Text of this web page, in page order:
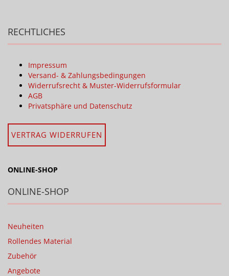
RECHTLICHES
Impressum
Versand- & Zahlungsbedingungen
Widerrufsrecht & Muster-Widerrufsformular
AGB
Privatsphäre und Datenschutz
VERTRAG WIDERRUFEN
ONLINE-SHOP
ONLINE-SHOP
Neuheiten
Rollendes Material
Zubehör
Angebote